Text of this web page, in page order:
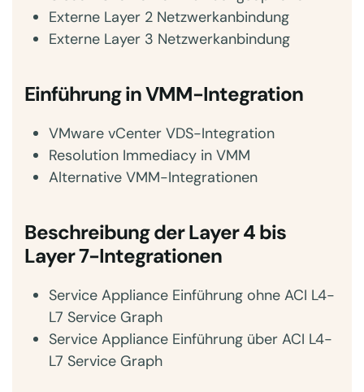
Externe Layer 2 Netzwerkanbindung
Externe Layer 3 Netzwerkanbindung
Einführung in VMM-Integration
VMware vCenter VDS-Integration
Resolution Immediacy in VMM
Alternative VMM-Integrationen
Beschreibung der Layer 4 bis
Layer 7-Integrationen
Service Appliance Einführung ohne ACI L4-
L7 Service Graph
Service Appliance Einführung über ACI L4-
L7 Service Graph